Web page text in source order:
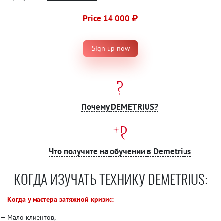
Price 14 000 ₽
Sign up now
Почему DEMETRIUS?
Что получите на обучении в Demetrius
КОГДА ИЗУЧАТЬ ТЕХНИКУ DEMETRIUS:
Когда у мастера затяжной кризис:
Мало клиентов,